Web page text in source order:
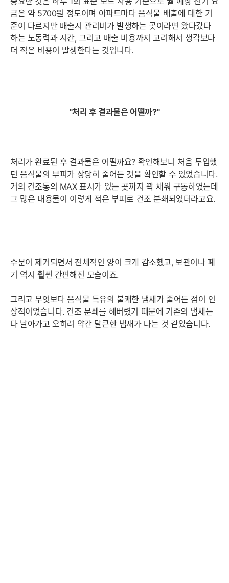
금은 약 5700원 정도이며 아파트마다 음식물 배출에 대한 기
준이 다르지만 배출시 관리비가 발생하는 곳이라면 왔다갔다
하는 노동력과 시간, 그리고 배출 비용까지 고려해서 생각보다
더 적은 비용이 발생한다는 것입니다.
"처리 후 결과물은 어떨까?"
처리가 완료된 후 결과물은 어떨까요? 확인해보니 처음 투입했
던 음식물의 부피가 상당히 줄어든 것을 확인할 수 있었습니다.
거의 건조통의 MAX 표시가 있는 곳까지 꽉 채워 구동하였는데
그 많은 내용물이 이렇게 적은 부피로 건조 분쇄되었더라고요.
수분이 제거되면서 전체적인 양이 크게 감소했고, 보관이나 폐
기 역시 훨씬 간편해진 모습이죠.
그리고 무엇보다 음식물 특유의 불쾌한 냄새가 줄어든 점이 인
상적이었습니다. 건조 분쇄를 해버렸기 때문에 기존의 냄새는
다 날아가고 오히려 약간 달큰한 냄새가 나는 것 같았습니다.